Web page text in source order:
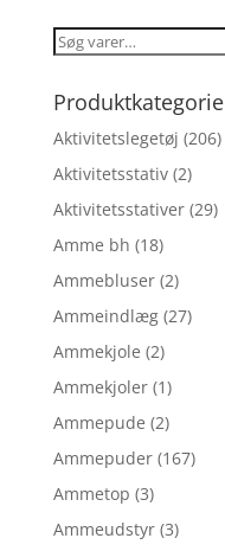
Søg
Aktivitetslegetøj (206)
Aktivitetsstativ (2)
Aktivitetsstativer (29)
Amme bh (18)
Ammebluser (2)
Ammeindlæg (27)
Ammekjole (2)
Ammekjoler (1)
Ammepude (2)
Ammepuder (167)
Ammetop (3)
Ammeudstyr (3)